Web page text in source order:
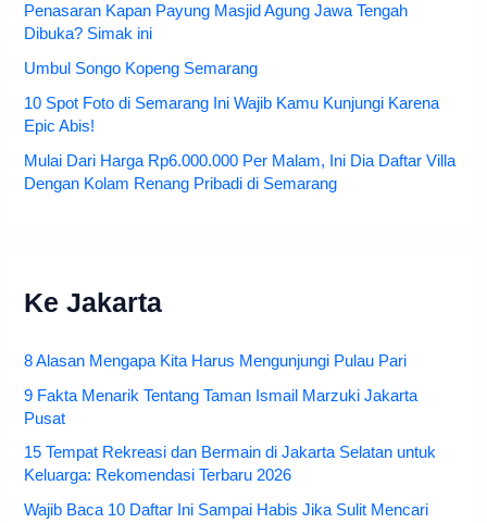
Penasaran Kapan Payung Masjid Agung Jawa Tengah
Dibuka? Simak ini
Umbul Songo Kopeng Semarang
10 Spot Foto di Semarang Ini Wajib Kamu Kunjungi Karena
Epic Abis!
Mulai Dari Harga Rp6.000.000 Per Malam, Ini Dia Daftar Villa
Dengan Kolam Renang Pribadi di Semarang
Ke Jakarta
8 Alasan Mengapa Kita Harus Mengunjungi Pulau Pari
9 Fakta Menarik Tentang Taman Ismail Marzuki Jakarta
Pusat
15 Tempat Rekreasi dan Bermain di Jakarta Selatan untuk
Keluarga: Rekomendasi Terbaru 2026
Wajib Baca 10 Daftar Ini Sampai Habis Jika Sulit Mencari